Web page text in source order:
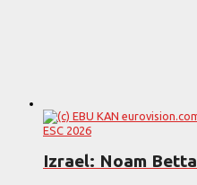
ESC 2026
Izrael: Noam